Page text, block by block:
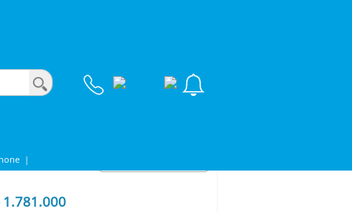
|
1.781.000